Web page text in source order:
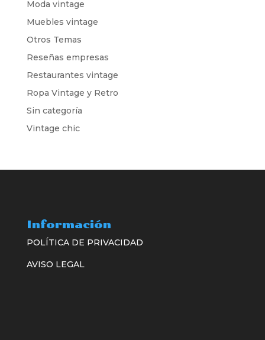
Moda vintage
Muebles vintage
Otros Temas
Reseñas empresas
Restaurantes vintage
Ropa Vintage y Retro
Sin categoría
Vintage chic
Información
POLÍTICA DE PRIVACIDAD
AVISO LEGAL